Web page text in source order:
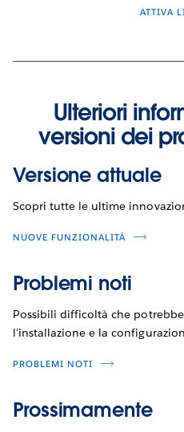
ATTIVA
Ulteriori
versioni dei
Versione attuale
Scopri tutte le ultime
NUOVE FUNZIONALITÀ
Problemi noti
Possibili difficoltà che
l'installazione e la
PROBLEMI NOTI
Prossimamente